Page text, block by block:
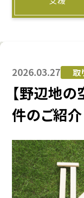
2026.03.27 取
【野辺地の
件のご紹介